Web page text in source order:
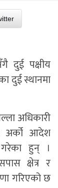
दुई पक्षीय
दुई स्थानमा
अधिकारी
अर्को आदेश
गरेका हुन् ।
क्षेत्र र
गरिएको छ